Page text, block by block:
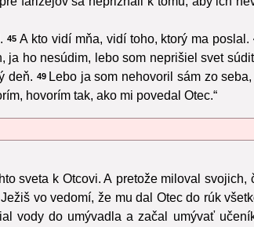
45 A kto vidí mňa, vidí toho, ktorý ma poslal.
ja ho nesúdim, lebo som neprišiel svet
deň. 49 Lebo ja som nehovoril sám zo
hovorím tak, ako mi povedal Otec.“
sveta k Otcovi. A pretože miloval svojich,
Ježiš vo vedomí, že mu dal Otec do rúk
vody do umývadla a začal umývať